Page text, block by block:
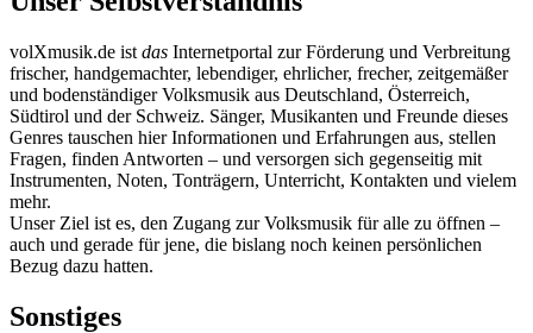
volXmusik.de ist das Internetportal zur Förderung und Verbreitung
frischer, handgemachter, lebendiger, ehrlicher, frecher, zeitgemäßer
und bodenständiger Volksmusik aus Deutschland, Österreich,
Südtirol und der Schweiz. Sänger, Musikanten und Freunde dieses
Genres tauschen hier Informationen und Erfahrungen aus, stellen
Fragen, finden Antworten – und versorgen sich gegenseitig mit
Instrumenten, Noten, Tonträgern, Unterricht, Kontakten und vielem
mehr.
Unser Ziel ist es, den Zugang zur Volksmusik für alle zu öffnen –
auch und gerade für jene, die bislang noch keinen persönlichen
Bezug dazu hatten.
Sonstiges